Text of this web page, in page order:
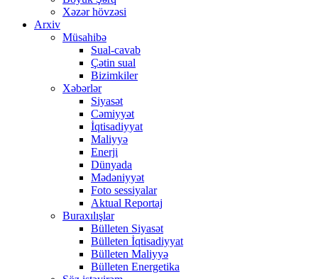
Xəzər hövzəsi
Arxiv
Müsahibə
Sual-cavab
Çətin sual
Bizimkiler
Xəbərlər
Siyasət
Cəmiyyət
İqtisadiyyat
Maliyyə
Enerji
Dünyada
Mədəniyyət
Foto sessiyalar
Aktual Reportaj
Buraxılışlar
Bülleten Siyasət
Bülleten İqtisadiyyat
Bülleten Maliyyə
Bülleten Energetika